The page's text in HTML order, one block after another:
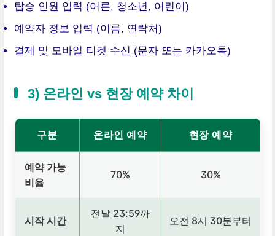
탑승 인원 입력 (어른, 청소년, 어린이)
예약자 정보 입력 (이름, 연락처)
결제 및 모바일 티켓 수신 (문자 또는 카카오톡)
3) 온라인 vs 현장 예약 차이
구분 온라인 예약 현장 예약
예약 가능
비율
70% 30%
시작 시간
전날 23:59까
지
오전 8시 30분부터